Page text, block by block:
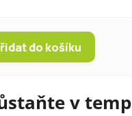
do košíku
v